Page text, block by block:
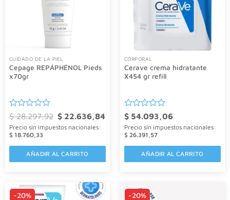
CUIDADO DE LA PIEL
Cepage REPÁPHÉNOL Pieds
x70gr
Valorado
con
0
de
5
$28.297,92 El
precio
original
$22.636,84
Precio sin impuestos nacionales:
$ 18.760,33
AÑADIR AL CARRITO
CORPORAL
Cerave crema hidratante
X454 gr refill
Valorado
con
0
de
5
$54.093,06
Precio sin impuestos nacionales:
$ 26.391,57
AÑADIR AL CARRITO
-20% -20%